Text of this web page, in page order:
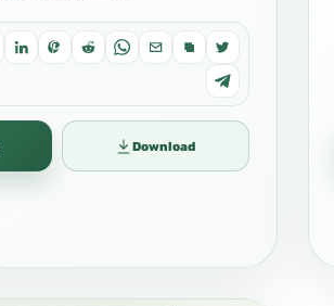
Download